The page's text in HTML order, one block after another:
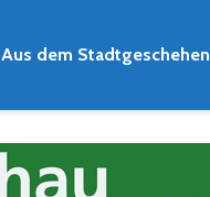
Aus dem Stadtgeschehen